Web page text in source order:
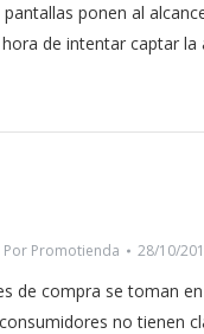
ponen al
de intentar captar
Por Promotienda 28/10/
de compra se toman
no tienen